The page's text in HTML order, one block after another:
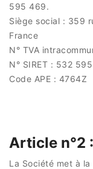
595 469.
Siège social : 359
France
N° TVA
N° SIRET : 532
Code APE : 4764Z
Article n°2
La Société met à